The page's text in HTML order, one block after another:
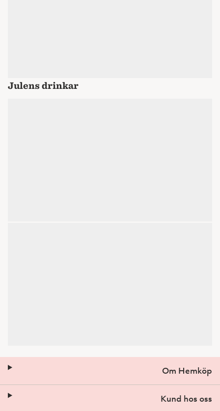
Julens drinkar
Om Hemköp
Kund hos oss